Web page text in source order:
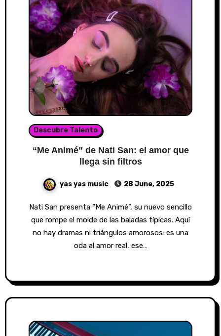
Descubre Talento
“Me Animé” de Nati San: el amor que
llega sin filtros
yas yas music 28 June, 2025
Nati San presenta “Me Animé”, su nuevo sencillo
que rompe el molde de las baladas típicas. Aquí
no hay dramas ni triángulos amorosos: es una
oda al amor real, ese…